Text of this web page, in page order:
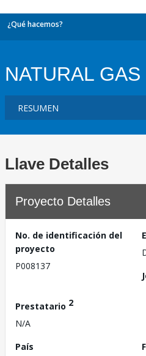
¿Qué hacemos?
NATURAL
Llave Detalles
Proyecto Detalles
No. de identificación del
proyecto
P008137
Prestatario 2
N/A
País